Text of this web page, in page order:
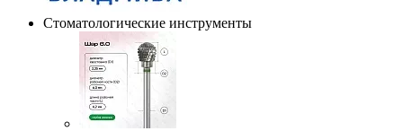
Стоматологические инструменты